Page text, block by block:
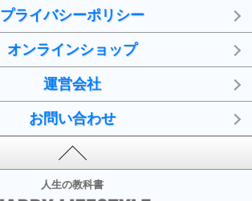
プライバシーポリシー
オンラインショップ
運営会社
お問い合わせ
人生の教科書